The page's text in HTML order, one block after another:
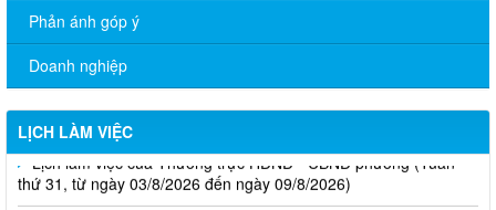
Phản ánh góp ý
Doanh nghiệp
LỊCH LÀM VIỆC
Lịch làm việc của Thường trực HĐND - UBND phường (Tuần
thứ 31, từ ngày 03/8/2026 đến ngày 09/8/2026)